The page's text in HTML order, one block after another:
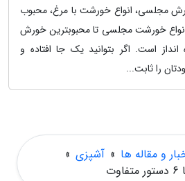
مجلسی، انواع خورشت با مرغ، محبوب
خورشت مجلسی تا محبوبترین خورش
است. اگر بتوانید یک جا افتاده و
را ثابت...
و مقاله ها » آشپزی »